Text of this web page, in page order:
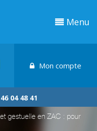
Menu
Mon compte
04 48 41
gestuelle en ZAC : pour